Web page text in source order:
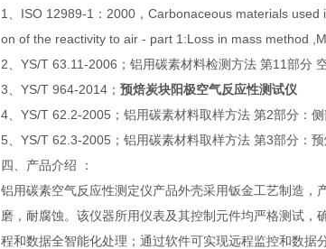
1、ISO 12989-1：2000，Carbonaceous materials
on of the reactivity to air - part 1:Loss in mass method
2、YS/T 63.11-2006；铝用碳素材料检测方法 第11部分
3、YS/T 964-2014； 预焙炭块阳极空气反应性测试仪
4、YS/T 62.2-2005；铝用碳素材料取样方法 第2部分：
5、YS/T 62.3-2005；铝用碳素材料取样方法 第3部分：
四、产品介绍 ：
铝用碳素空气反应性测定仪产品外壳采用钣金工艺制造
磨，耐腐蚀。该仪器所用仪表及其控制元件均严格测试
程和数据全智能化处理；通过软件可实现远程监控和数